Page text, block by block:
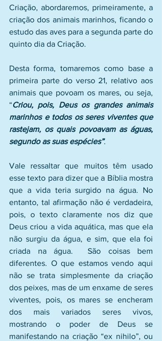
Criação, abordaremos, primeiramente, a
criação dos animais marinhos, ficando o
estudo das aves para a segunda parte do
quinto dia da Criação.
Desta forma, tomaremos como base a
primeira parte do verso 21, relativo aos
animais que povoam os mares, ou seja,
“Criou, pois, Deus os grandes animais
marinhos e todos os seres viventes que
rastejam, os quais povoavam as águas,
segundo as suas espécies”.
Vale ressaltar que muitos têm usado
esse texto para dizer que a Bíblia mostra
que a vida teria surgido na água. No
entanto, tal afirmação não é verdadeira,
pois, o texto claramente nos diz que
Deus criou a vida aquática, mas que ela
não surgiu da água, e sim, que ela foi
criada na água.  São coisas bem
diferentes. O que estamos vendo aqui
não se trata simplesmente da criação
dos peixes, mas de um enxame de seres
viventes, pois, os mares se encheram
dos mais variados seres vivos,
mostrando o poder de Deus se
manifestando na criação “ex nihilo”, ou